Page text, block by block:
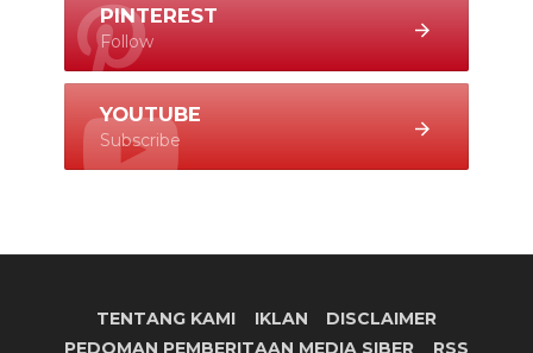
PINTEREST
Follow
YOUTUBE
Subscribe
TENTANG KAMI IKLAN
DISCLAIMER
PEDOMAN PEMBERITAAN MEDIA SIBER
RSS